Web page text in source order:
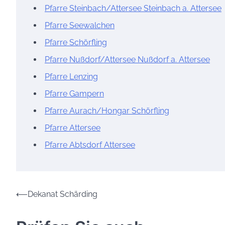
Pfarre Steinbach/Attersee Steinbach a. Attersee
Pfarre Seewalchen
Pfarre Schörfling
Pfarre Nußdorf/Attersee Nußdorf a. Attersee
Pfarre Lenzing
Pfarre Gampern
Pfarre Aurach/Hongar Schörfling
Pfarre Attersee
Pfarre Abtsdorf Attersee
Beitrags-
⟵Dekanat Schärding